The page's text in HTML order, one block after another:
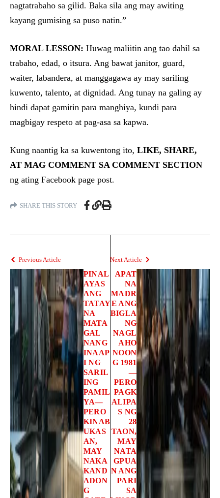
nagtatrabaho sa gilid. Baka sila ang may awiting
kayang gumising sa puso natin.”
MORAL LESSON: Huwag maliitin ang tao dahil sa
trabaho, edad, o itsura. Ang bawat janitor, guard,
waiter, labandera, at manggagawa ay may sariling
kuwento, talento, at dignidad. Ang tunay na galing ay
hindi dapat gamitin para manghiya, kundi para
magbigay respeto at pag-asa sa kapwa.
Kung naantig ka sa kuwentong ito, LIKE, SHARE,
AT MAG COMMENT SA COMMENT SECTION
ng ating Facebook page post.
SHARE THIS STORY
Previous Article
PINAL
AYAS
ANG
TATAY
NA
MATA
GAL
NANG
INAAP
I NG
SARIL
ING
PAMIL
YA—
PERO
KINAB
UKAS
AN,
MAY
NAKA
KAND
ADON
G
Next Article
APAT
NA
MADR
E ANG
BIGLA
NG
NAGL
AHO
NOON
G 1981
—
PERO
PAGK
ALIPA
S NG
28
TAON,
MAY
NATA
GPUA
N ANG
PARI
SA